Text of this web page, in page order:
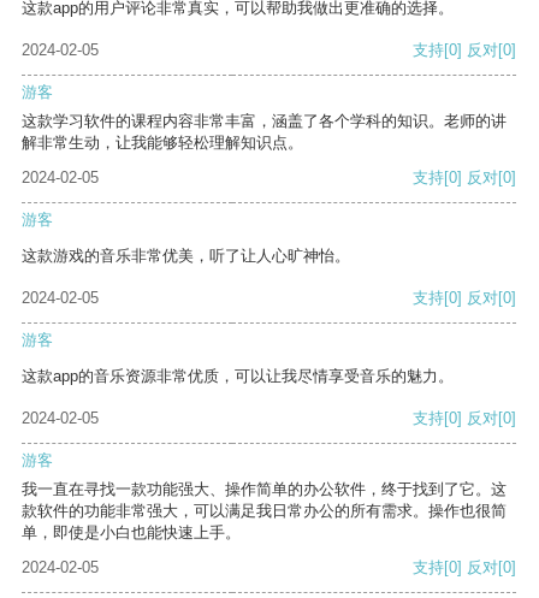
这款app的用户评论非常真实，可以帮助我做出更准确的选择。
2024-02-05 支持[0] 反对[0]
游客
这款学习软件的课程内容非常丰富，涵盖了各个学科的知识。老师的讲
解非常生动，让我能够轻松理解知识点。
2024-02-05
支持[0] 反对[0]
游客
这款游戏的音乐非常优美，听了让人心旷神怡。
2024-02-05 支持[0] 反对[0]
游客
这款app的音乐资源非常优质，可以让我尽情享受音乐的魅力。
2024-02-05 支持[0] 反对[0]
游客
我一直在寻找一款功能强大、操作简单的办公软件，终于找到了它。这
款软件的功能非常强大，可以满足我日常办公的所有需求。操作也很简
单，即使是小白也能快速上手。
2024-02-05
支持[0] 反对[0]